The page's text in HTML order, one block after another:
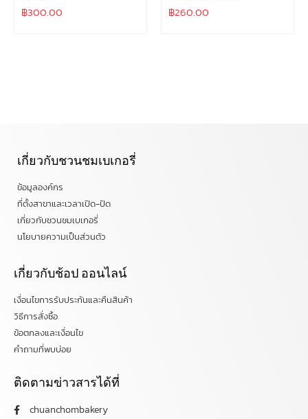
฿300.00 ฿260.00
เกี่ยวกับชวนชมเบเกอรี่
ข้อมูลองค์กร
ที่ตั้งสาขาและเวลาเปิด-ปิด
เกี่ยวกับชวนชมเบเกอรี่
นโยบายความเป็นส่วนตัว
เกี่ยวกับช้อป ออนไลน์
เงื่อนไขการรับประกันและคืนสินค้า
วิธีการสั่งซื้อ
ข้อตกลงและเงื่อนไข
คำถามที่พบบ่อย
ติดตามข่าวสารได้ที่
chuanchombakery